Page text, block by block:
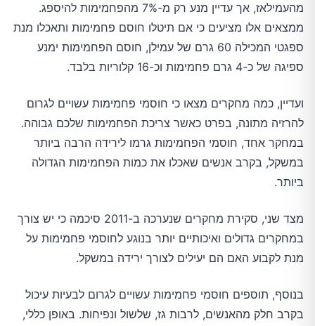
מהעמילאז, אך עדיין מנע רק מ-7% מהפחמימות להיספג.
ממצאים אלו מציעים כי אם תיטלו חוסם פחמימות ותאכלו מנת
ספגטי המכילה 60 גרם של עמילן, חוסם הפחמימות ימנע
ספיגה של כ-4 גרם פחמימות וכ-16 קלוריות בלבד.
ועדיין, כמה מחקרים מצאו כי חוסמי פחמימות עשויים לגרום
להרזיה מתונה, בפרט כאשר צריכת הפחמימות שלכם גבוהה.
במחקר אחד, חוסמי הפחמימות גרמו לירידה הרבה ביותר
במשקל, בקרב אנשים שאכלו את כמות הפחמימות הגדולה
ביותר.
מצד שני, סקירת מחקרים שנערכה ב-2011 סיכמה כי יש צורך
במחקרים גדולים ואיכותיים יותר בנוגע לחוסמי פחמימות על
מנת לקבוע האם הם יעילים לצורך ירידה במשקל.
בנוסף, תוספים חוסמי פחמימות עשויים לגרום לבעיות עיכול
בקרב חלק מהאנשים, לרבות גז, שלשול ונפיחות. באופן כללי,